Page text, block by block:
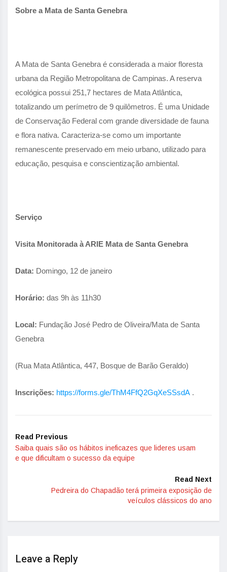
Sobre a Mata de Santa Genebra
A Mata de Santa Genebra é considerada a maior floresta
urbana da Região Metropolitana de Campinas. A reserva
ecológica possui 251,7 hectares de Mata Atlântica,
totalizando um perímetro de 9 quilômetros. É uma Unidade
de Conservação Federal com grande diversidade de fauna
e flora nativa. Caracteriza-se como um importante
remanescente preservado em meio urbano, utilizado para
educação, pesquisa e conscientização ambiental.
Serviço
Visita Monitorada à ARIE Mata de Santa Genebra
Data: Domingo, 12 de janeiro
Horário: das 9h às 11h30
Local: Fundação José Pedro de Oliveira/Mata de Santa
Genebra
(Rua Mata Atlântica, 447, Bosque de Barão Geraldo)
Inscrições: https://forms.gle/ThM4FfQ2GqXeSSsdA .
Read Previous
Saiba quais são os hábitos ineficazes que lideres usam
e que dificultam o sucesso da equipe
Read Next
Pedreira do Chapadão terá primeira exposição de
veículos clássicos do ano
Leave a Reply